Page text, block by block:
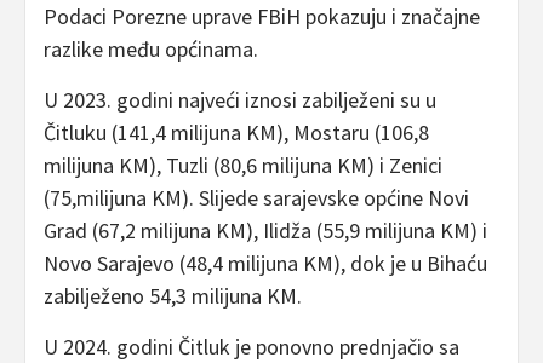
Podaci Porezne uprave FBiH pokazuju i značajne
razlike među općinama.
U 2023. godini najveći iznosi zabilježeni su u
Čitluku (141,4 milijuna KM), Mostaru (106,8
milijuna KM), Tuzli (80,6 milijuna KM) i Zenici
(75,milijuna KM). Slijede sarajevske općine Novi
Grad (67,2 milijuna KM), Ilidža (55,9 milijuna KM) i
Novo Sarajevo (48,4 milijuna KM), dok je u Bihaću
zabilježeno 54,3 milijuna KM.
U 2024. godini Čitluk je ponovno prednjačio sa